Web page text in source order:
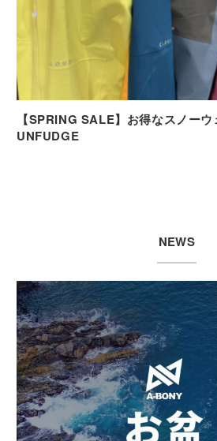
【SPRING SALE】お得なスノーウ
UNFUDGE
NEWS